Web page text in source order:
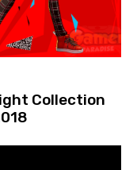
Collection